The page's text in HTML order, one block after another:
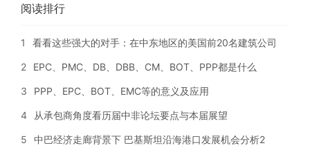
阅读排行
1 看看这些强大的对手：在中东地区的美国前20名建筑公司
2 EPC、PMC、DB、DBB、CM、BOT、PPP都是什么
3 PPP、EPC、BOT、EMC等的意义及应用
4 从承包商角度看历届中非论坛要点与本届展望
5 中巴经济走廊背景下 巴基斯坦沿海港口发展机会分析2